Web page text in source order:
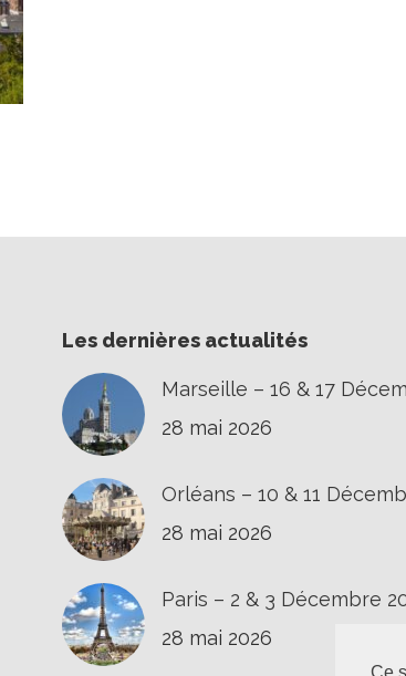
Ce
Les dernières actualités
Marseille – 16 & 17
28 mai 2026
Orléans – 10 & 11
28 mai 2026
Paris – 2 & 3 Décembre
28 mai 2026